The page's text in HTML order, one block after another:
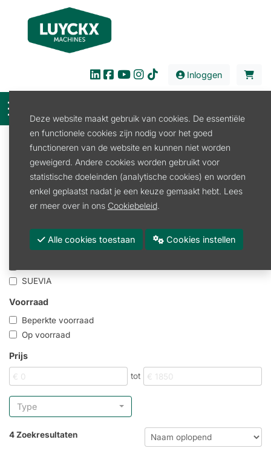
Inloggen
Filter
Onderdelen
Onderdelen drinkbakken
Onderdelen drinkbakken
Promoties
Merk
SUEVIA
Voorraad
Beperkte voorraad
Op voorraad
Prijs
tot
Type
4 Zoekresultaten
Deze website maakt gebruik van cookies. De essentiële
en functionele cookies zijn nodig voor het goed
functioneren van de website en kunnen niet worden
geweigerd. Andere cookies worden gebruikt voor
statistische doeleinden (analytische cookies) en worden
enkel geplaatst nadat je een keuze gemaakt hebt. Lees
er meer over in ons Cookiebeleid.
Alle cookies toestaan Cookies instellen